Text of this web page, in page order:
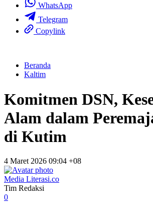
WhatsApp
Telegram
Copylink
Beranda
Kaltim
Komitmen DSN,
Alam dalam
di Kutim
4 Maret 2026 09:04 +08
Media Literasi.co
Tim Redaksi
0